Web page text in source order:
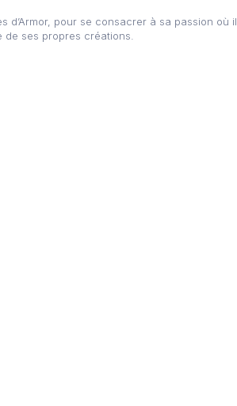
d’Armor, pour se consacrer à sa passion où
ses propres créations.